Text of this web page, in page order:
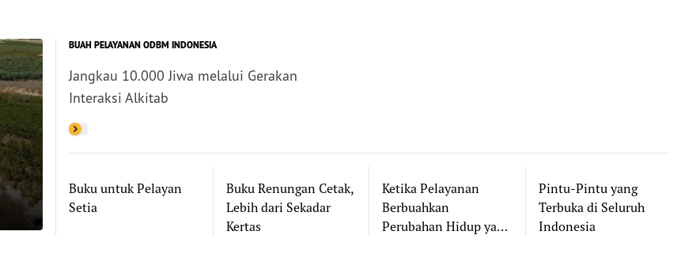
BUAH PELAYANAN ODBM INDONESIA
Jangkau 10.000 Jiwa melalui Gerakan
Interaksi Alkitab
Buku untuk Pelayan
Setia
Buku Renungan Cetak,
Lebih dari Sekadar
Kertas
Ketika Pelayanan
Berbuahkan
Perubahan Hidup yang
Pintu-Pintu yang
Terbuka di Seluruh
Indonesia